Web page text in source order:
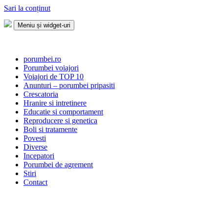
Sari la conținut
Meniu și widget-uri
porumbei.ro
Porumbei voiajori
Voiajori de TOP 10
Anunturi – porumbei pripasiti
Crescatoria
Hranire si intretinere
Educatie si comportament
Reproducere si genetica
Boli si tratamente
Povesti
Diverse
Incepatori
Porumbei de agrement
Stiri
Contact